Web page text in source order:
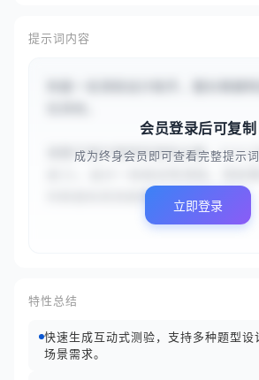
提示词内容
请基于用户提供的测验主题：{{人
判断题和简答题等...
会员登录后可复制
成为终身会员即可查看完整提示
立即登录
特性总结
快速生成互动式测验，支持多种题型设
场景需求。